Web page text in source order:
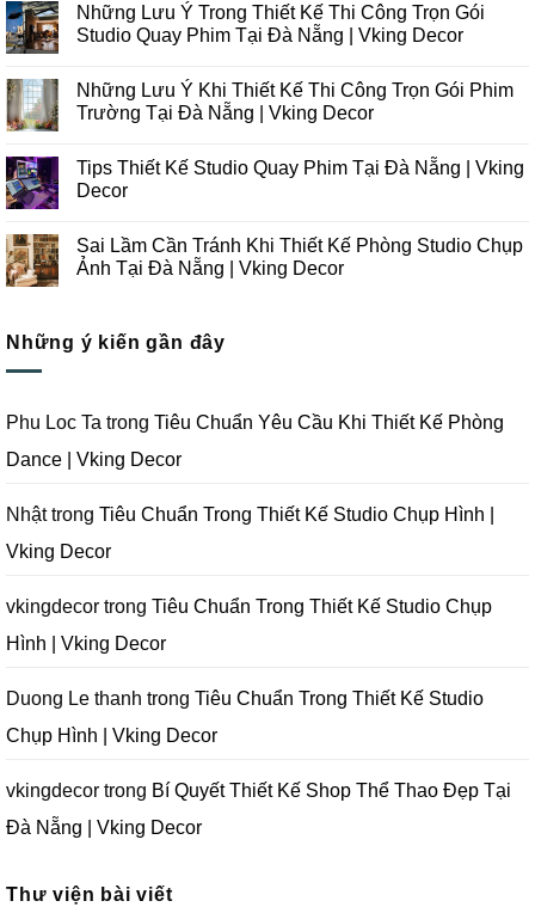
bình
luận
ở
Hướng
Thiết
Kế
Studio
Chụp
Ảnh
Nẵng
Vking
Những Lưu Ý Trong Thiết Kế Thi Công Trọn Gói
Studio Quay Phim Tại Đà Nẵng | Vking Decor
bình
luận
ở
Ý
Trong
Thiết
Công
Trọn
Gói
Tại
Đà
Decor
Những Lưu Ý Khi Thiết Kế Thi Công Trọn Gói Phim
Trường Tại Đà Nẵng | Vking Decor
bình
luận
ở
Ý
Khi
Thiết
Trọn
Gói
Đà
Nẵng
Vking
Tips Thiết Kế Studio Quay Phim Tại Đà Nẵng | Vking
Decor
bình
luận
ở
Studio
Quay
Nẵng
|
Decor
Sai Lầm Cần Tránh Khi Thiết Kế Phòng Studio Chụp
Ảnh Tại Đà Nẵng | Vking Decor
luận
ở
Tránh
Khi
Kế
Chụp
Ảnh
Đà
Vking
Decor
Những ý kiến gần đây
Phu Loc Ta trong Tiêu Chuẩn Yêu Cầu Khi Thiết Kế Phòng
Dance | Vking Decor
Nhậttrong Tiêu Chuẩn Trong Thiết Kế Studio Chụp Hình |
Vking Decor
vkingdecor trong Tiêu Chuẩn Trong Thiết Kế Studio Chụp
Hình | Vking Decor
Duong Le thanh trong Tiêu Chuẩn Trong Thiết Kế Studio
Chụp Hình | Vking Decor
vkingdecor trong Bí Quyết Thiết Kế Shop Thể Thao Đẹp Tại
Đà Nẵng | Vking Decor
Thư viện bài viết